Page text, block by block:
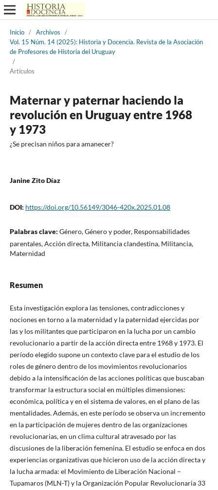
Inicio / Archivos
/
Vol. 15 Núm. 14 (2025): Historia y Docencia. Revista de la Asociación
de Profesores de Historia del Uruguay
/
Artículos
Maternar y paternar haciendo la
revolución en Uruguay entre 1968
y 1973
¿Se precisan niños para amanecer?
Janine Zito Díaz
DOI: https://doi.org/10.56149/3046-420x.2025.01.08
Palabras clave: Género, Género y poder, Responsabilidades
parentales, Acción directa, Militancia clandestina, Militancia,
Maternidad
Resumen
Esta investigación explora las tensiones, contradicciones y
nociones en torno a la maternidad y la paternidad ejercidas por
las y los militantes que participaron en la lucha por un cambio
revolucionario a partir de la acción directa entre 1968 y 1973. El
período elegido supone un contexto clave para el estudio de los
roles de género dentro de los movimientos revolucionarios
debido a la intensificación de las acciones políticas que buscaban
transformar la estructura social en múltiples dimensiones:
económica, política y en el sistema de valores, en el plano de las
mentalidades. Además, en este período se observa un incremento
en la participación de mujeres dentro de las organizaciones
revolucionarias, en un clima cultural atravesado por las
discusiones de la liberación femenina. El estudio se enfoca en dos
experiencias organizativas que hicieron uso de la acción directa y
la lucha armada: el Movimiento de Liberación Nacional –
Tupamaros (MLN-T) y la Organización Popular Revolucionaria 33